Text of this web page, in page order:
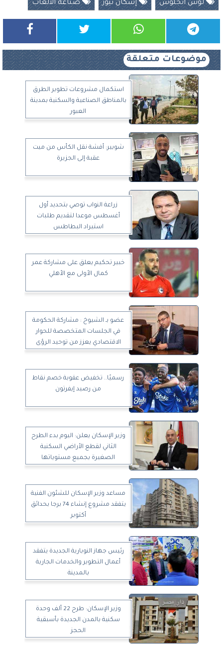
لوس انجلوس إسكان نيوز صناعة الألعاب
موضوعات متعلقة
استكمال مشروعات تطوير الطرق
بالمناطق الصناعية والسكنية بمدينة
العبور
شوبير: أفشة نقل الكأس من ميت
عقبة إلى الجزيرة
زراعة النواب توصي بتحديد أول
أغسطس موعدا لتقديم طلبات
استيراد البطاطس
خبير تحكيم يعلق على مشاركة عمر
كمال الأولى مع الأهلي
عضو بـ الشيوخ : مشاركة الحكومة
في الجلسات المتخصصة للحوار
الاقتصادي يعزز من توحيد الرؤى
رسميًا.. تخفيض عقوبة خصم نقاط
من رصيد إيفرتون
وزير الإسكان يعلن: اليوم بدء الطرح
الثاني لقطع الأراضي السكنية
الصغيرة بجميع مستوياتها
مساعد وزير الإسكان للشئون الفنية
يتفقد مشروع إنشاء 74 برجا بحدائق
أكتوبر
رئيس جهاز النوبارية الجديدة يتفقد
أعمال التطوير والخدمات الجارية
بالمدينة
وزير الإسكان: طرح 22 ألف وحدة
سكنية بالمدن الجديدة بأسبقية
الحجز